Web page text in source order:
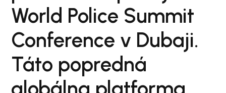
World Police Summit
Conference v Dubaji.
Táto popredná